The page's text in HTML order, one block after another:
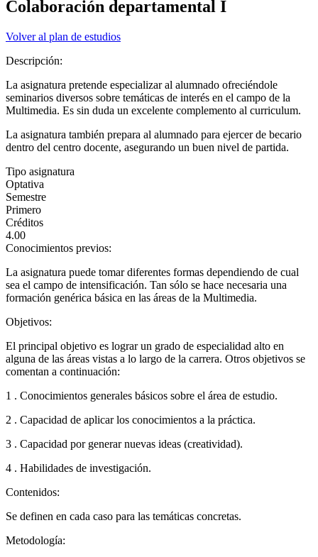
Colaboración departamental I
Volver al plan de estudios
Descripción:
La asignatura pretende especializar al alumnado ofreciéndole
seminarios diversos sobre temáticas de interés en el campo de la
Multimedia. Es sin duda un excelente complemento al curriculum.
La asignatura también prepara al alumnado para ejercer de becario
dentro del centro docente, asegurando un buen nivel de partida.
Tipo asignatura
Optativa
Semestre
Primero
Créditos
4.00
Conocimientos previos:
La asignatura puede tomar diferentes formas dependiendo de cual
sea el campo de intensificación. Tan sólo se hace necesaria una
formación genérica básica en las áreas de la Multimedia.
Objetivos:
El principal objetivo es lograr un grado de especialidad alto en
alguna de las áreas vistas a lo largo de la carrera. Otros objetivos se
comentan a continuación:
1 . Conocimientos generales básicos sobre el área de estudio.
2 . Capacidad de aplicar los conocimientos a la práctica.
3 . Capacidad por generar nuevas ideas (creatividad).
4 . Habilidades de investigación.
Contenidos:
Se definen en cada caso para las temáticas concretas.
Metodología: